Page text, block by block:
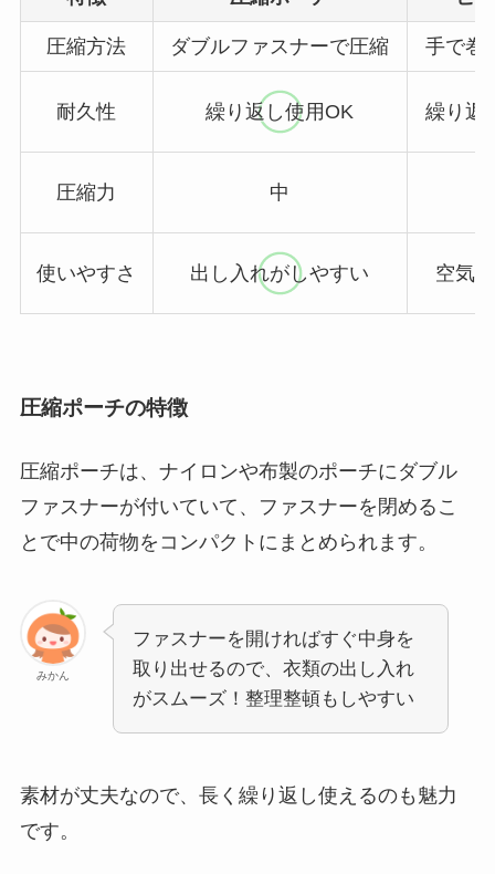
圧縮方法 ダブルファスナーで圧縮 手で巻
耐久性 繰り返し使用OK 繰り返
圧縮力 中
使いやすさ 出し入れがしやすい 空気
圧縮ポーチの特徴
圧縮ポーチは、ナイロンや布製のポーチにダブル
ファスナーが付いていて、ファスナーを閉めるこ
とで中の荷物をコンパクトにまとめられます。
みかん
ファスナーを開ければすぐ中身を
取り出せるので、衣類の出し入れ
がスムーズ！整理整頓もしやすい
素材が丈夫なので、長く繰り返し使えるのも魅力
です。